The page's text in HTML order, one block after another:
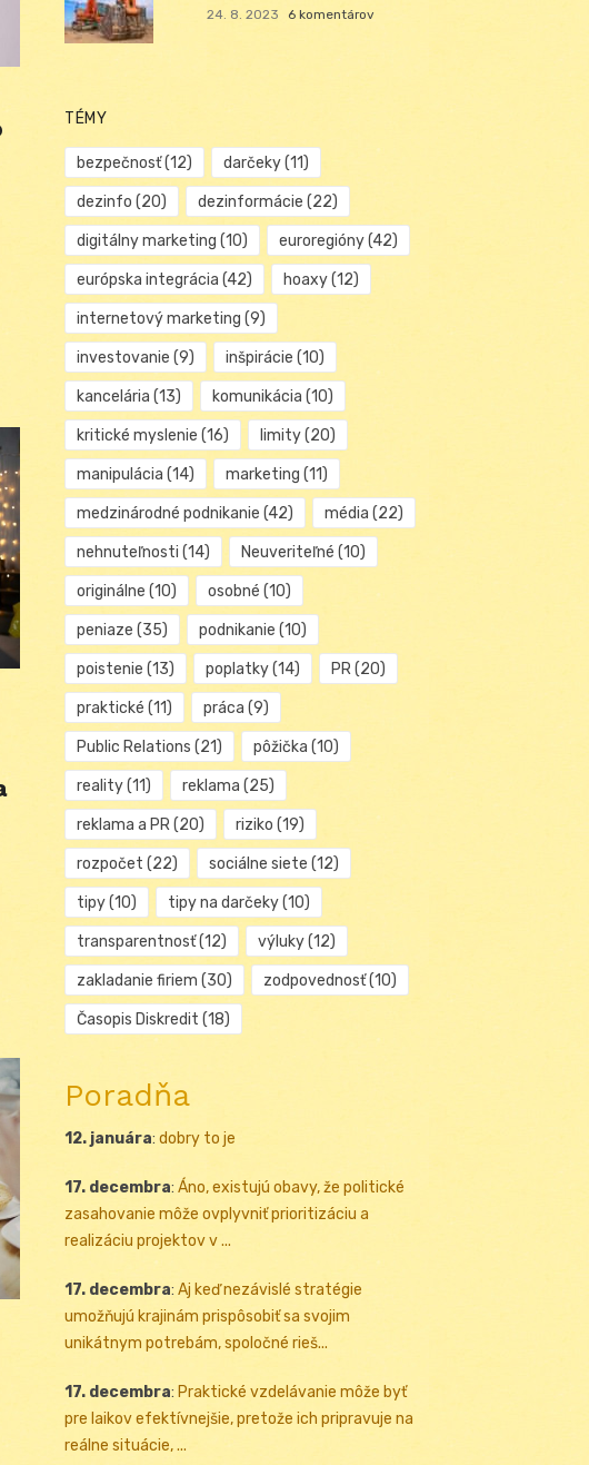
24. 8. 2023 6 komentárov
TÉMY
bezpečnosť(12) darčeky(11)
dezinfo (20) dezinformácie (22)
digitálny marketing (10) euroregióny(42)
európska integrácia (42) hoaxy(12)
internetový marketing (9)
investovanie (9) inšpirácie (10)
kancelária (13) komunikácia (10)
kritické myslenie (16) limity(20)
manipulácia (14) marketing (11)
medzinárodné podnikanie (42) média (22)
nehnuteľnosti (14) Neuveriteľné (10)
originálne (10) osobné (10)
peniaze (35) podnikanie (10)
poistenie (13) poplatky(14) PR(20)
praktické (11) práca (9)
Public Relations (21) pôžička (10)
reality(11) reklama (25)
reklama a PR(20) riziko (19)
rozpočet (22) sociálne siete (12)
tipy(10) tipy na darčeky(10)
transparentnosť(12) výluky(12)
zakladanie firiem (30) zodpovednosť(10)
Časopis Diskredit (18)
Poradňa
12. januára: dobry to je
17. decembra: Áno, existujú obavy, že politické
zasahovanie môže ovplyvniť prioritizáciu a
realizáciu projektov v ...
17. decembra: Aj keď nezávislé stratégie
umožňujú krajinám prispôsobiť sa svojim
unikátnym potrebám, spoločné rieš...
17. decembra: Praktické vzdelávanie môže byť
pre laikov efektívnejšie, pretože ich pripravuje na
reálne situácie, ...